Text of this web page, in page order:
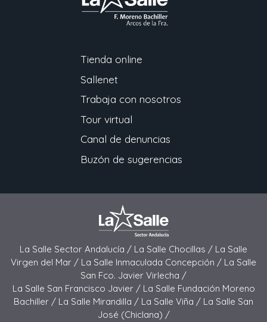
Tienda online
Sallenet
Trabaja con nosotros
Tour virtual
Canal de denuncias
Buzón de sugerencias
La Salle Sector Andalucía / La Salle Chocillas / La Salle
Virgen del Mar / La Salle Inmaculada Concepción / La Salle
San Fco. Javier Virlecha /
La Salle San Francisco Javier / La Salle Fundación Moreno
Bachiller / La Salle Mirandilla / La Salle Viña / La Salle San
José (Chiclana) /